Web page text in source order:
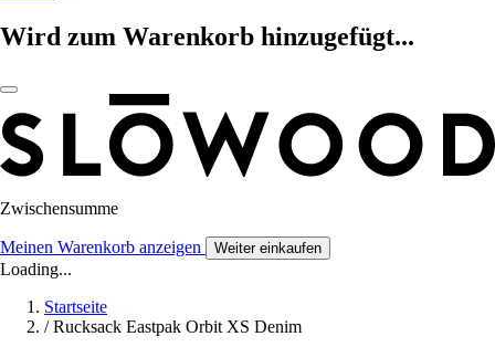
Wird zum Warenkorb hinzugefügt...
Zwischensumme
Meinen Warenkorb anzeigen Weiter einkaufen
Loading...
Startseite
/ Rucksack Eastpak Orbit XS Denim